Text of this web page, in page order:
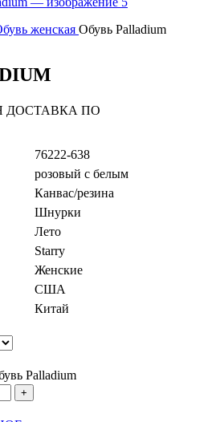
женская Обувь Palladium
ДОСТАВКА ПО
76222-638
розовый с белым
Канвас/резина
Шнурки
Лето
Starry
Женские
США
Китай
Palladium